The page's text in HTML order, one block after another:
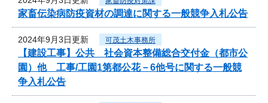
家畜伝染病防疫資材の調達に関する一般競争入札公告
2024年9月3日更新 可茂土木事務所
【建設工事】公共 社会資本整備総合交付金（都市公
園）他 工事/工園1第都公花－6他号に関する一般競
争入札公告